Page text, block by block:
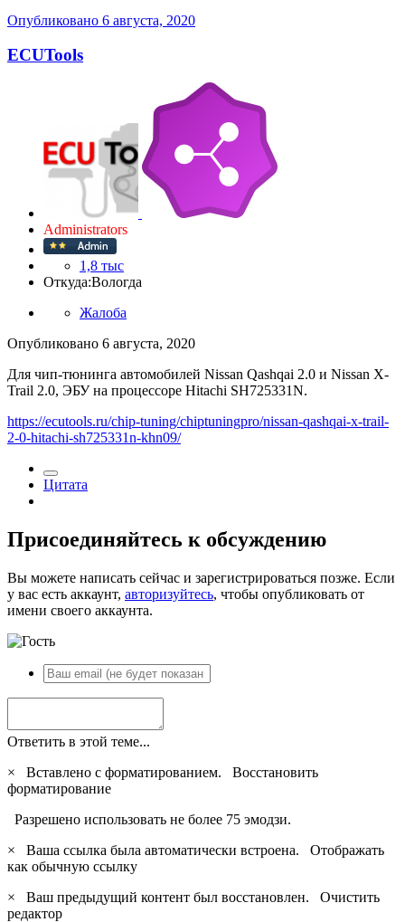
Опубликовано 6 августа, 2020
ECUTools
Administrators
1,8 тыс
Откуда:Вологда
Жалоба
Опубликовано 6 августа, 2020
Для чип-тюнинга автомобилей Nissan Qashqai 2.0 и Nissan X-
Trail 2.0, ЭБУ на процессоре Hitachi SH725331N.
https://ecutools.ru/chip-tuning/chiptuningpro/nissan-qashqai-x-trail-
2-0-hitachi-sh725331n-khn09/
Цитата
Присоединяйтесь к обсуждению
Вы можете написать сейчас и зарегистрироваться позже. Если
у вас есть аккаунт, авторизуйтесь, чтобы опубликовать от
имени своего аккаунта.
Ответить в этой теме...
×
Вставлено с форматированием. Восстановить
форматирование
Разрешено использовать не более 75 эмодзи.
×
Ваша ссылка была автоматически встроена. Отображать
как обычную ссылку
×
Ваш предыдущий контент был восстановлен. Очистить
редактор